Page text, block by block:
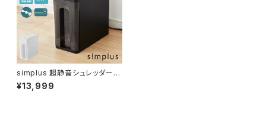
simplus 超静音シュレッダー
シュレッダー機 マイクロカット
電動 ホッチキス対応 家用 オフ
¥13,999